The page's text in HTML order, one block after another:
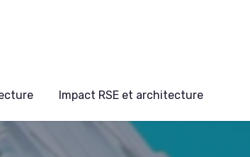
Impact RSE et architecture